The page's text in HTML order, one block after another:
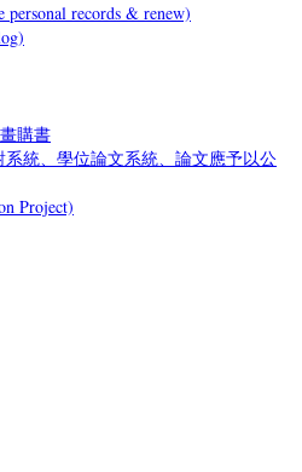
records & renew)
購書
統、學位論文系統、論文應予以公
Project)